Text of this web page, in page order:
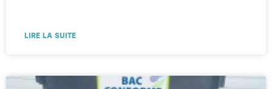
LIRE LA SUITE